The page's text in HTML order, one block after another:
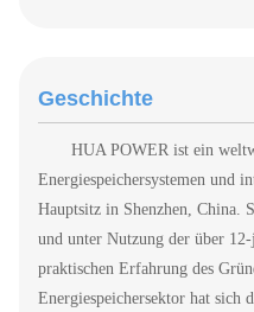
Geschichte
HUA POWER ist ein
Energiespeichersystemen und
Hauptsitz in Shenzhen, China.
und unter Nutzung der über
praktischen Erfahrung des
Energiespeichersektor hat sich